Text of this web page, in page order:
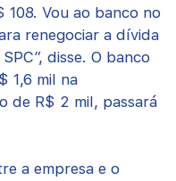
108. Vou ao banco no
renegociar a dívida
disse. O banco
1,6 mil na
de R$ 2 mil, passará
a empresa e o